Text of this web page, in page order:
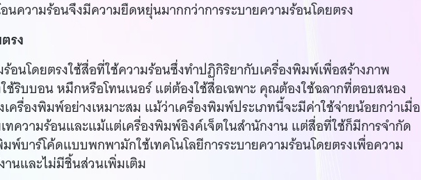
นความร้อนจึงมีความยืดหยุ่นมากกว่าการระบายความร้อนโดยตรง
รง
อนโดยตรงใช้สื่อที่ใช้ความร้อนซึ่งทำปฏิกิริยากับเครื่องพิมพ์เพื่อสร้างภาพ
ช้ริบบอน หมึกหรือโทนเนอร์ แต่ต้องใช้สื่อเฉพาะ คุณต้องใช้ฉลากที่ตอบสนอง
ครื่องพิมพ์อย่างเหมาะสม แม้ว่าเครื่องพิมพ์ประเภทนี้จะมีค่าใช้จ่ายน้อยกว่าเมื่อ
ทความร้อนและแม้แต่เครื่องพิมพ์อิงค์เจ็ตในสำนักงาน แต่สื่อที่ใช้ก็มีการจำกัด
พ์บาร์โค้ดแบบพกพามักใช้เทคโนโลยีการระบายความร้อนโดยตรงเพื่อความ
านและไม่มีชิ้นส่วนเพิ่มเติม